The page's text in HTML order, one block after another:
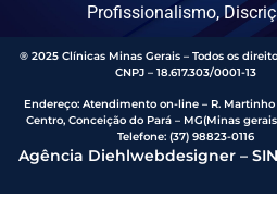
Profissionalismo,
® 2025 Clínicas Minas Gerais – Todos os
CNPJ – 18.617.303/0001-13
Endereço: Atendimento on-line – R. Martinho
Centro, Conceição do Pará – MG(Minas
Telefone:(37) 98823-0116
Agência Diehlwebdesigner –